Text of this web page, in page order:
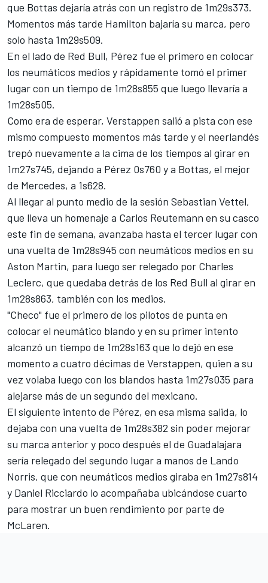
que Bottas dejaría atrás con un registro de 1m29s373.
Momentos más tarde Hamilton bajaría su marca, pero
solo hasta 1m29s509.
En el lado de Red Bull, Pérez fue el primero en colocar
los neumáticos medios y rápidamente tomó el primer
lugar con un tiempo de 1m28s855 que luego llevaría a
1m28s505.
Como era de esperar, Verstappen salió a pista con ese
mismo compuesto momentos más tarde y el neerlandés
trepó nuevamente a la cima de los tiempos al girar en
1m27s745, dejando a Pérez 0s760 y a Bottas, el mejor
de Mercedes, a 1s628.
Al llegar al punto medio de la sesión Sebastian Vettel,
que lleva un homenaje a Carlos Reutemann en su casco
este fin de semana, avanzaba hasta el tercer lugar con
una vuelta de 1m28s945 con neumáticos medios en su
Aston Martin, para luego ser relegado por Charles
Leclerc, que quedaba detrás de los Red Bull al girar en
1m28s863, también con los medios.
"Checo" fue el primero de los pilotos de punta en
colocar el neumático blando y en su primer intento
alcanzó un tiempo de 1m28s163 que lo dejó en ese
momento a cuatro décimas de Verstappen, quien a su
vez volaba luego con los blandos hasta 1m27s035 para
alejarse más de un segundo del mexicano.
El siguiente intento de Pérez, en esa misma salida, lo
dejaba con una vuelta de 1m28s382 sin poder mejorar
su marca anterior y poco después el de Guadalajara
sería relegado del segundo lugar a manos de Lando
Norris, que con neumáticos medios giraba en 1m27s814
y Daniel Ricciardo lo acompañaba ubicándose cuarto
para mostrar un buen rendimiento por parte de
McLaren.